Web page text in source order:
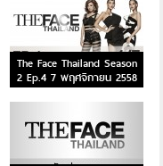
The Face Thailand Season
2 Ep.4 7 พฤศจิกายน 2558